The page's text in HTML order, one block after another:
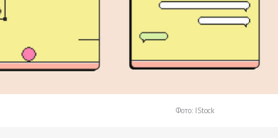
Фото: IStock